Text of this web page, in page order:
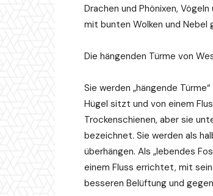
Drachen und Phönixen,
mit bunten Wolken und Nebel
Die hängenden Türme von
Sie werden „hängende
Hügel sitzt und von einem
Trockenschienen, aber sie
bezeichnet. Sie werden als
überhängen. Als „lebendes
einem Fluss errichtet, mit
besseren Belüftung und